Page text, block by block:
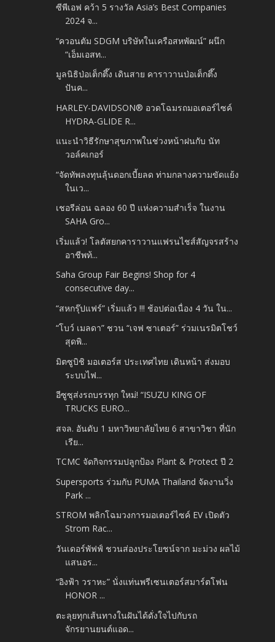
ซีพีเอฟ คว้า 5 รางวัล Asia’s Best Companies
2024 จ...
“ควอนตัม SDGM บริษัทในเครือสหพัฒน์” ผนึก
“เอ็มเอสท...
มูลนิธิป่อเต็กตึ๊ง เดินสาย คาราวานป่อเต็กตึ๊ง
ปันค...
HARLEY-DAVIDSON® อวดโฉมรถมอเตอร์ไซค์
HYDRA-GLIDE R...
แนะนำวิธีรักษาสุขภาพในช่วงหน้าฝนกับ นัท
วอล์คเกอร์
“จัดทัพลงทุนลุ้นดอกเบี้ยลด ท่ามกลางความขัดแย้ง
ในเว...
เชอรีล่อน ฉลอง 60 ปี แห่งความสำเร็จ ในงาน
SAHA Gro...
เริ่มแล้ว! โลตัสยกคาราวานแฟรนไชส์สัญจรสร้าง
อาชีพท้...
Saha Group Fair Begins! Shop for 4
consecutive day...
“สหกรุ๊ปแฟร์” เริ่มแล้ว !!! ช้อปต่อเนื่อง 4 วัน ใน...
“โบว์ เมลดา” ชวน “เจฟ ซาเตอร์” ร่วมเนรมิตโชว์
สุดพิ...
มิตซูบิชิ มอเตอร์ส ประเทศไทย เดินหน้า ส่งมอบ
ระบบไฟ...
อีซูซุส่งรถบรรทุก ใหม่! “ISUZU KING OF
TRUCKS EURO...
สจล. อันดับ 1 มหาวิทยาลัยไทย 6 สาขาวิชา ที่นัก
เรีย...
TCMC จัดกิจกรรมปลูกป้อง Plant & Protect ปี 2
Supersports ร่วมกับ PUMA Thailand จัดงานวิ่ง
Park ...
STROM พลิกโฉมวงการมอเตอร์ไซค์ EV เปิดตัว
Strom Rac...
วันเดอร์พัฟฟ์ ชวนส่องประโยชน์จาก มะม่วง ผลไม้
แสนอร...
“อิงฟ้า วราหะ” นั่งแท่นพรีเซนเตอร์สมาร์ตโฟน
HONOR ...
ตะลุยทุกเส้นทางในฝันได้ดั่งใจไปกับรถ
จักรยานยนต์แอด...